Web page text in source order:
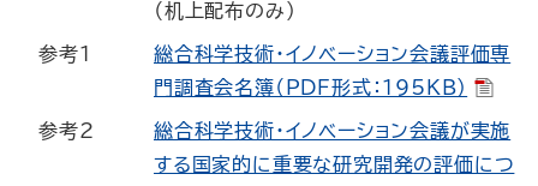
（机上配布のみ）
参考1
総合科学技術・イノベーション会議評価専
門調査会名簿（PDF形式：195KB）
参考2
総合科学技術・イノベーション会議が実施
する国家的に重要な研究開発の評価につ